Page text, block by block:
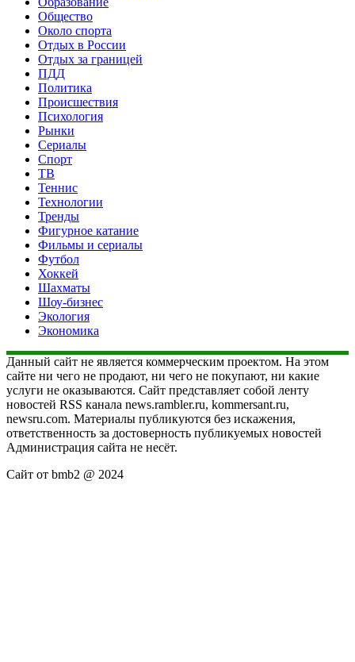
Общество
Около спорта
Отдых в России
Отдых за границей
ПДД
Политика
Происшествия
Психология
Рынки
Сериалы
Спорт
ТВ
Теннис
Технологии
Тренды
Фигурное катание
Фильмы и сериалы
Футбол
Хоккей
Шахматы
Шоу-бизнес
Экология
Экономика
Данный сайт не является коммерческим проектом. На этом
сайте ни чего не продают, ни чего не покупают, ни какие
услуги не оказываются. Сайт представляет собой ленту
новостей RSS канала news.rambler.ru, kommersant.ru,
newsru.com. Материалы публикуются без искажения,
ответственность за достоверность публикуемых новостей
Администрация сайта не несёт.
Сайт от bmb2 @ 2024